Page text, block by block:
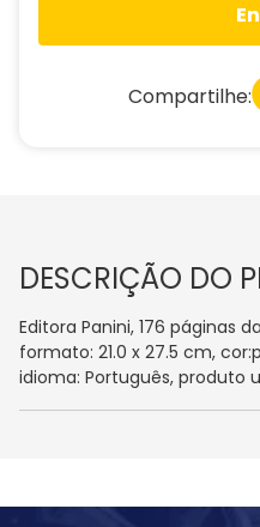
Compartilhe:
DESCRIÇÃO DO
Editora Panini, 176 páginas
formato: 21.0 x 27.5 cm,
idioma: Português, produto